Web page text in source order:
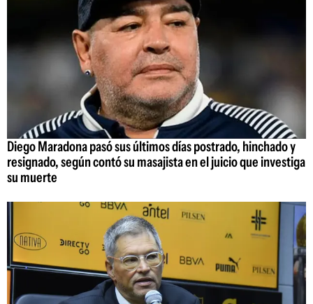
Diego Maradona pasó sus últimos días postrado, hinchado y
resignado, según contó su masajista en el juicio que investiga
su muerte